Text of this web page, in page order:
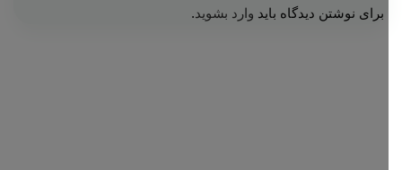
برای نوشتن دیدگاه باید وارد بشوید .